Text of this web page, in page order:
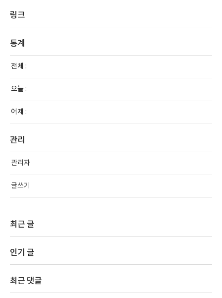
링크
통계
전체 :
오늘 :
어제 :
관리
관리자
글쓰기
최근 글
인기 글
최근 댓글